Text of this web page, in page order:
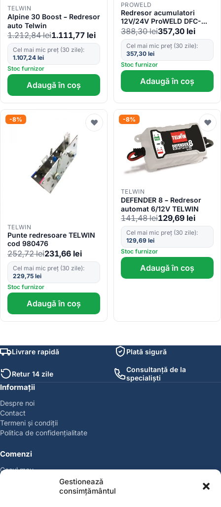
Gestionează
consimțământul
TELWIN
Alpine 30 Boost – Redresor
auto Telwin
1.212,84lei1.111,77 lei
Cel mai mic preț (30 zile):
1.107,24 lei
Stoc furnizor
Adaugă în coș
PROWELD
Redresor acumulatori
12V/24V ProWELD DFC-
50P, functie Start
388,30lei357,30 lei
Cel mai mic preț (30 zile):
357,30 lei
Stoc furnizor
Adaugă în coș
-8% ♥
TELWIN
Punte redresoare TELWIN
cod 980476
252,72lei231,66 lei
Cel mai mic preț (30 zile):
229,75 lei
Stoc furnizor
Adaugă în coș
-8% ♥
TELWIN
DEFENDER 8 – Redresor
automat 6/12V TELWIN
141,48lei129,69 lei
Cel mai mic preț (30 zile):
129,69 lei
Stoc furnizor
Adaugă în coș
Livrare rapidă Plată sigură
Retur 14 zile
Consultanță de la
specialiști
Informații
Despre noi
Contact
Termeni și condiții
Politica de confidențialitate
Comenzi
Coșul meu